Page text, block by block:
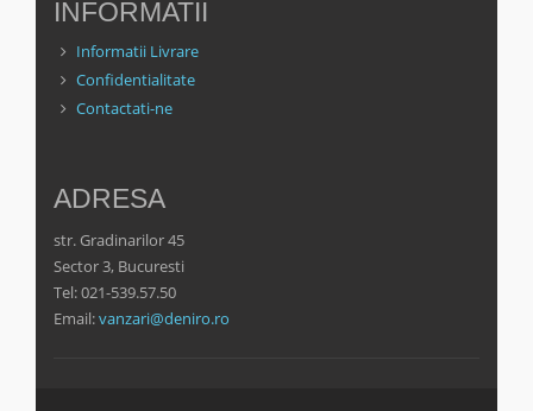
INFORMATII
Informatii Livrare
Confidentialitate
Contactati-ne
ADRESA
str. Gradinarilor 45
Sector 3, Bucuresti
Tel: 021-539.57.50
Email:vanzari@deniro.ro